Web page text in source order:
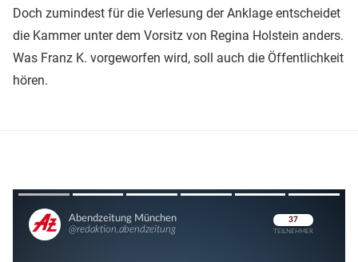
Doch zumindest für die Verlesung der Anklage entscheidet
die Kammer unter dem Vorsitz von Regina Holstein anders.
Was Franz K. vorgeworfen wird, soll auch die Öffentlichkeit
hören.
Überspringen